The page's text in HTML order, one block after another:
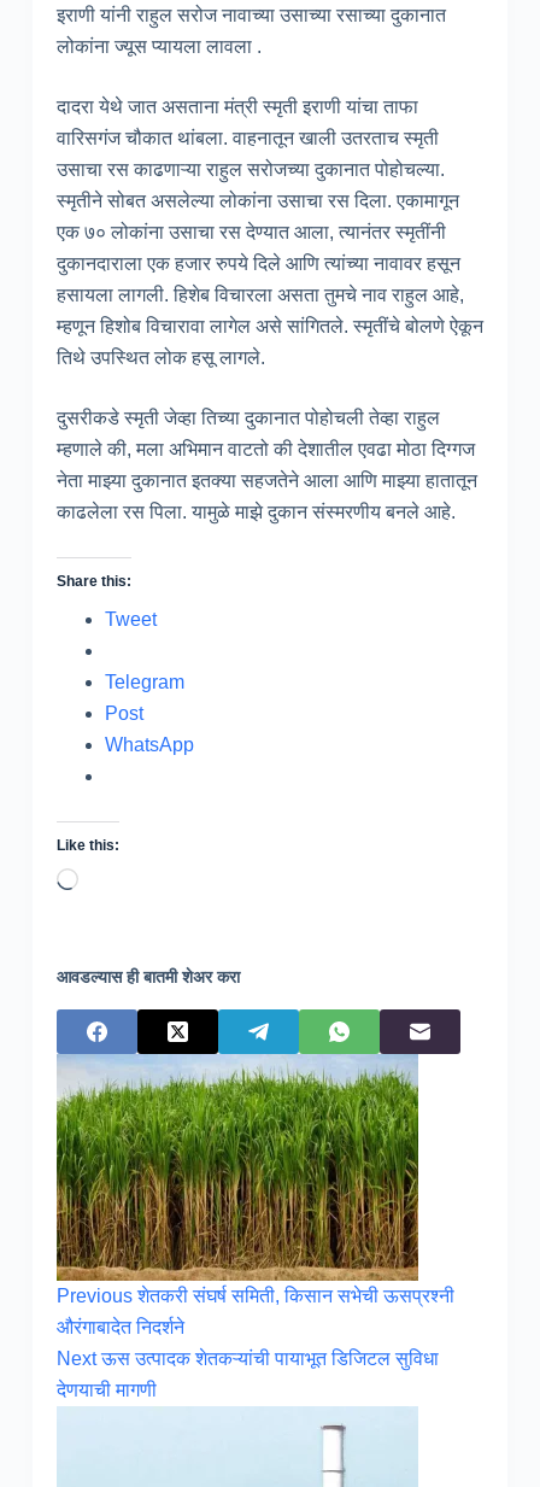
इराणी यांनी राहुल सरोज नावाच्या उसाच्या रसाच्या दुकानात
लोकांना ज्यूस प्यायला लावला .
दादरा येथे जात असताना मंत्री स्मृती इराणी यांचा ताफा
वारिसगंज चौकात थांबला. वाहनातून खाली उतरताच स्मृती
उसाचा रस काढणाऱ्या राहुल सरोजच्या दुकानात पोहोचल्या.
स्मृतीने सोबत असलेल्या लोकांना उसाचा रस दिला. एकामागून
एक ७० लोकांना उसाचा रस देण्यात आला, त्यानंतर स्मृतींनी
दुकानदाराला एक हजार रुपये दिले आणि त्यांच्या नावावर हसून
हसायला लागली. हिशेब विचारला असता तुमचे नाव राहुल आहे,
म्हणून हिशोब विचारावा लागेल असे सांगितले. स्मृतींचे बोलणे ऐकून
तिथे उपस्थित लोक हसू लागले.
दुसरीकडे स्मृती जेव्हा तिच्या दुकानात पोहोचली तेव्हा राहुल
म्हणाले की, मला अभिमान वाटतो की देशातील एवढा मोठा दिग्गज
नेता माझ्या दुकानात इतक्या सहजतेने आला आणि माझ्या हातातून
काढलेला रस पिला. यामुळे माझे दुकान संस्मरणीय बनले आहे.
Share this:
Tweet
Telegram
Post
WhatsApp
Like this:
Loading…
आवडल्यास ही बातमी शेअर करा
Previousशेतकरी संघर्ष समिती, किसान सभेची ऊसप्रश्‍नी
औरंगाबादेत निदर्शने
Nextऊस उत्पादक शेतकऱ्यांची पायाभूत डिजिटल सुविधा
देणयाची मागणी